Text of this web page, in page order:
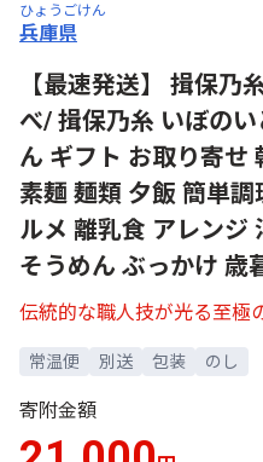
ひょうごけん
兵庫県
【最速発送】 揖保乃
べ/ 揖保乃糸 いぼの
ん ギフト お取り寄せ
素麺 麺類 夕飯 簡単
ルメ 離乳食 アレンジ
そうめん ぶっかけ 歳
伝統的な職人技が光る至極
常温便 別送 包装 のし
寄附金額